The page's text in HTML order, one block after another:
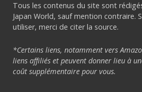
Tous les contenus du site sont
Japan World, sauf mention contraire.
utiliser, merci de citer la source.
*Certains liens, notamment vers
liens affiliés et peuvent donner lieu à
coût supplémentaire pour vous.